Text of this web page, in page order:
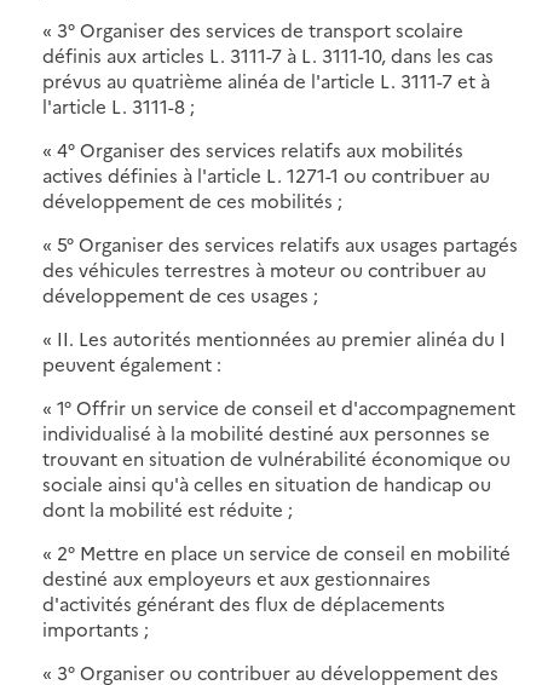
« 3° Organiser des services de transport scolaire
définis aux articles L. 3111-7 à L. 3111-10, dans les cas
prévus au quatrième alinéa de l'article L. 3111-7 et à
l'article L. 3111-8 ;
« 4° Organiser des services relatifs aux mobilités
actives définies à l'article L. 1271-1 ou contribuer au
développement de ces mobilités ;
« 5° Organiser des services relatifs aux usages partagés
des véhicules terrestres à moteur ou contribuer au
développement de ces usages ;
« II. Les autorités mentionnées au premier alinéa du I
peuvent également :
« 1° Offrir un service de conseil et d'accompagnement
individualisé à la mobilité destiné aux personnes se
trouvant en situation de vulnérabilité économique ou
sociale ainsi qu'à celles en situation de handicap ou
dont la mobilité est réduite ;
« 2° Mettre en place un service de conseil en mobilité
destiné aux employeurs et aux gestionnaires
d'activités générant des flux de déplacements
importants ;
« 3° Organiser ou contribuer au développement des